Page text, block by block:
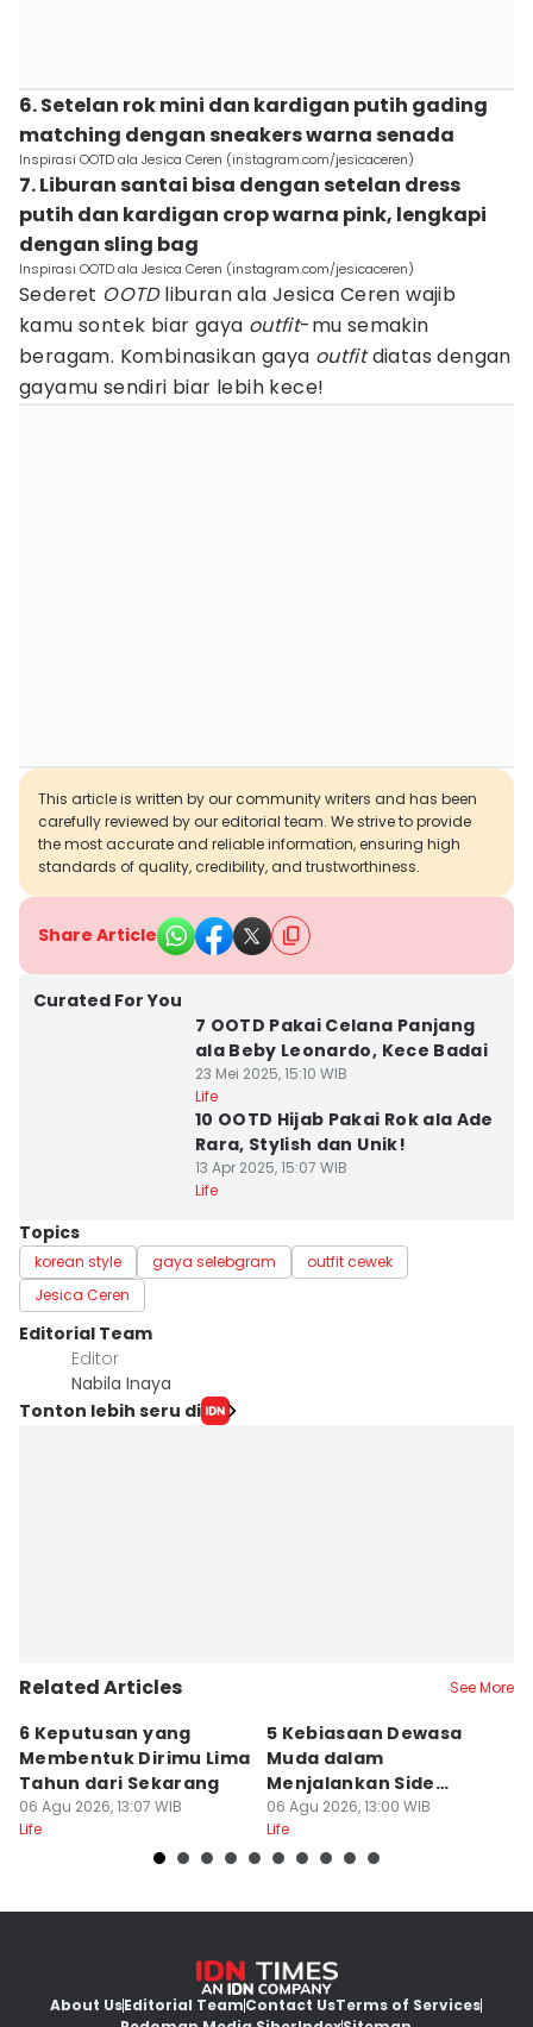
6. Setelan rok mini dan kardigan putih gading
matching dengan sneakers warna senada
Inspirasi OOTD ala Jesica Ceren (instagram.com/jesicaceren)
7. Liburan santai bisa dengan setelan dress
putih dan kardigan crop warna pink, lengkapi
dengan sling bag
Inspirasi OOTD ala Jesica Ceren (instagram.com/jesicaceren)
Sederet OOTDliburan ala Jesica Ceren wajib
kamu sontek biar gaya outfit-mu semakin
beragam. Kombinasikan gaya outfitdiatas dengan
gayamu sendiri biar lebih kece!
This article is written by our community writers and has been
carefully reviewed by our editorial team. We strive to provide
the most accurate and reliable information, ensuring high
standards of quality, credibility, and trustworthiness.
Share Article
Curated For You
7 OOTD Pakai Celana Panjang
ala Beby Leonardo, Kece Badai
23 Mei 2025, 15:10 WIB
Life
10 OOTD Hijab Pakai Rok ala Ade
Rara, Stylish dan Unik!
13 Apr 2025, 15:07 WIB
Life
Topics
korean style gaya selebgram
outfit cewek
Jesica Ceren
Editorial Team
Editor
Nabila Inaya
Tonton lebih seru di
Related Articles See More
6 Keputusan yang
Membentuk Dirimu Lima
Tahun dari Sekarang
06 Agu 2026, 13:07 WIB
Life
5 Kebiasaan Dewasa
Muda dalam
Menjalankan Side
Hustle Online, Relate?
06 Agu 2026, 13:00 WIB
Life
About UsEditorial TeamContact UsTerms of Services